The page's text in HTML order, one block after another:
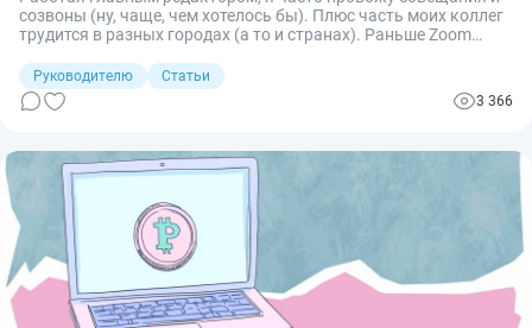
созвоны (ну, чаще, чем хотелось бы). Плюс часть моих коллег
трудится в разных городах (а то и странах). Раньше Zoom
шумоподавление спасало от посторонних звуков, а
инструмент «запись» помогал фиксировать обсуждения. Но
когда встал вопрос о том, что Zoom в любой момент может
необходимость оплачивать тарифы в евро или долларах, я
задумался поискать его аналоги и перейти на
российские решения.
Руководителю
Статьи
3 366